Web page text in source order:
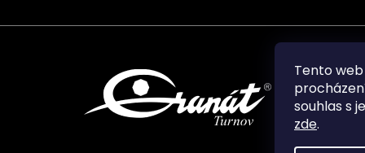
Tento
souhlas s
zde.